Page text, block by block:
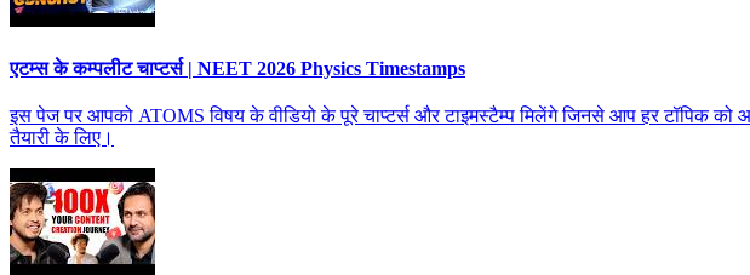
एटम्स के कम्पलीट चाप्टर्स | NEET 2026 Physics Timestamps
इस पेज पर आपको ATOMS विषय के वीडियो के पूरे चाप्टर्स और टाइमस्टैम्प मिलेंगे जिनसे आप हर टॉपिक
तैयारी के लिए।